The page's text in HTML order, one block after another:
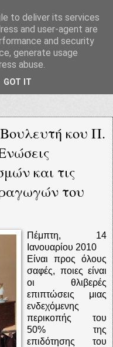
κου Π.
και τις
του
Πέμπτη, 14
Ιανουαρίου 2010
Είναι προς όλους
σαφές, ποιες είναι
οι θλιβερές
επιπτώσεις μιας
ενδεχόμενης
περικοπής του
50% της
επιδότησης του
to deliver its services
and user-agent are
and security
generate usage
abuse.
GOT IT